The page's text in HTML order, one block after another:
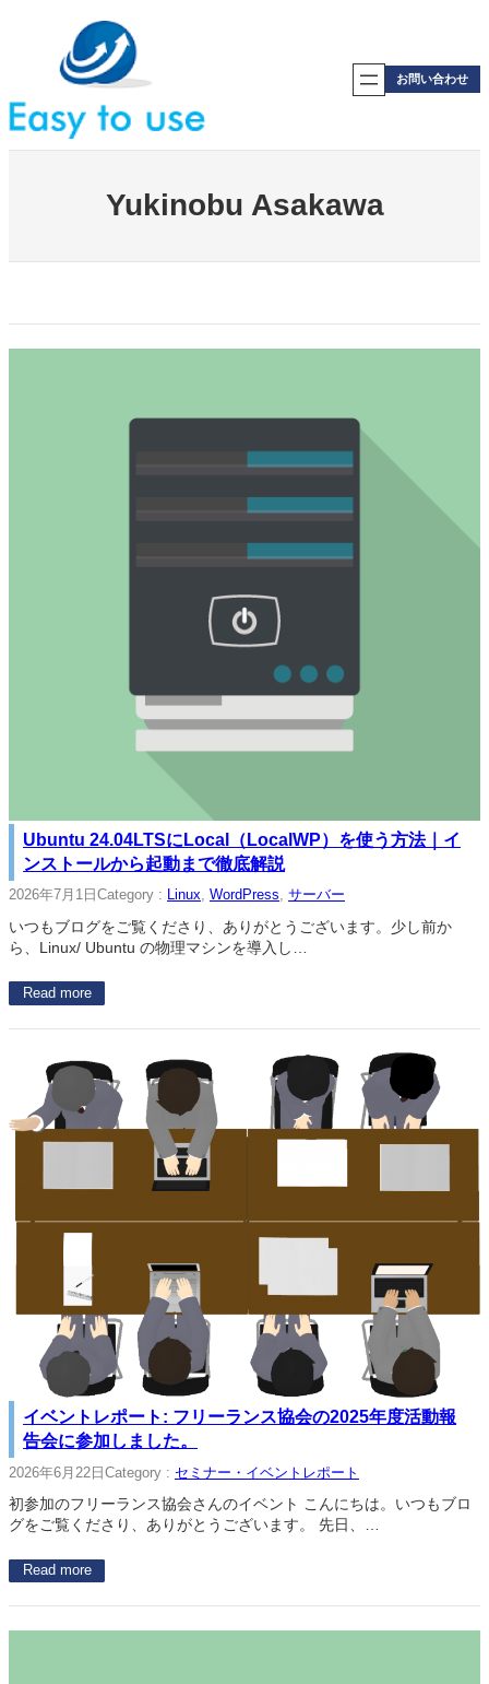
キ
ッ
お問い合わせ
Yukinobu Asakawa
Ubuntu 24.04LTSにLocal（LocalWP）を使う方法｜イ
ンストールから起動まで徹底解説
2026年7月1日 Category : Linux, WordPress, サーバー
いつもブログをご覧くださり、ありがとうございます。少し前か
ら、Linux/ Ubuntu の物理マシンを導入し…
Read more
イベントレポート: フリーランス協会の2025年度活動報
告会に参加しました。
2026年6月22日 Category : セミナー・イベントレポート
初参加のフリーランス協会さんのイベント こんにちは。いつもブロ
グをご覧くださり、ありがとうございます。 先日、…
Read more